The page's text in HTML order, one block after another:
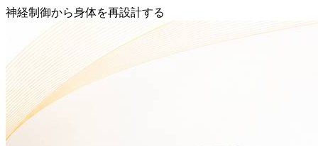
神経制御から身体を再設計する